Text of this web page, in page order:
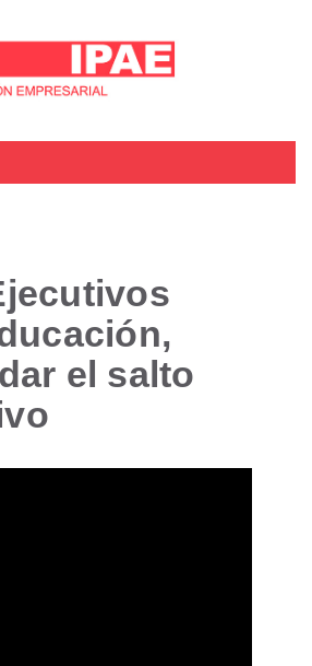
el salto